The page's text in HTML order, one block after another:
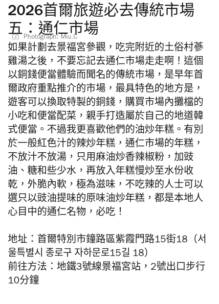
2026首爾旅遊必去傳統市場
五：通仁市場
Photograph: Miu.C
如果計劃去景福宮參觀，吃完附近的土俗村蔘
雞湯之後，不要忘記去通仁市場走走啊！這個
以銅錢便當體驗而聞名的傳統市場，是早年首
爾政府重點推介的市場，最具特色的地方是，
遊客可以換取特製的銅錢，購買市場內攤檔的
小吃和便當配菜，親手打造屬於自己的地道韓
式便當。不過我更喜歡他們的油炒年糕。有別
於一般紅色汁的辣炒年糕，通仁市場的年糕，
不放汁不放湯，只用麻油炒香辣椒粉，加豉
油、糖和些少水，再放入年糕慢炒至水份收
乾，外脆內軟，極為滋味，不吃辣的人士可以
選只以豉油提味的原味油炒年糕，都是本地人
心目中的通仁名物，必吃！
地址：首爾特別市鐘路區紫霞門路15街18（서
울특별시 종로구 자하문로15길 18）
前往方法：地鐵3號線景福宮站，2號出口步行
10分鐘